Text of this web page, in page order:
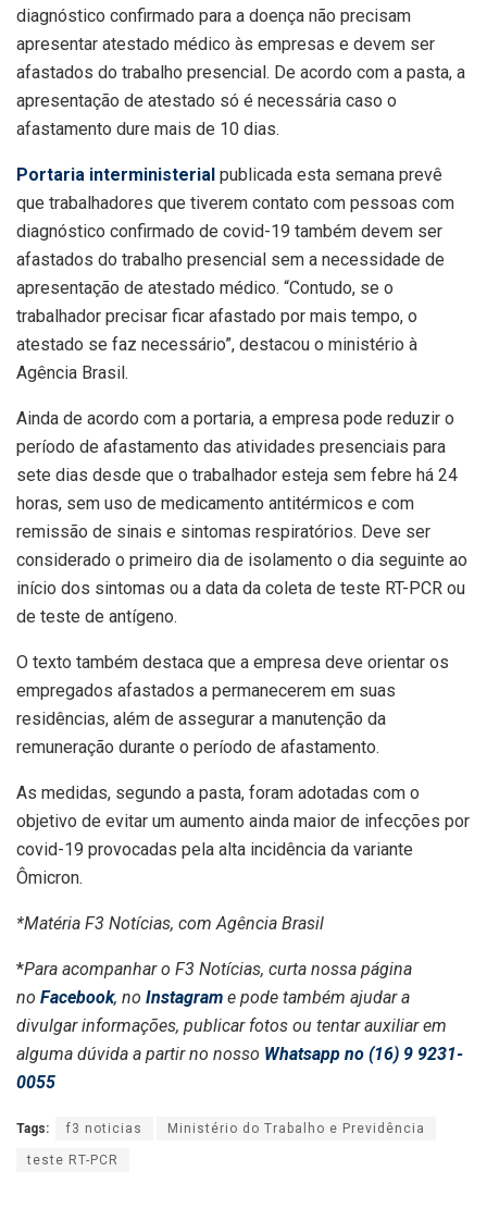
diagnóstico confirmado para a doença não precisam
apresentar atestado médico às empresas e devem ser
afastados do trabalho presencial. De acordo com a pasta, a
apresentação de atestado só é necessária caso o
afastamento dure mais de 10 dias.
Portaria interministerial publicada esta semana prevê
que trabalhadores que tiverem contato com pessoas com
diagnóstico confirmado de covid-19 também devem ser
afastados do trabalho presencial sem a necessidade de
apresentação de atestado médico. “Contudo, se o
trabalhador precisar ficar afastado por mais tempo, o
atestado se faz necessário”, destacou o ministério à
Agência Brasil.
Ainda de acordo com a portaria, a empresa pode reduzir o
período de afastamento das atividades presenciais para
sete dias desde que o trabalhador esteja sem febre há 24
horas, sem uso de medicamento antitérmicos e com
remissão de sinais e sintomas respiratórios. Deve ser
considerado o primeiro dia de isolamento o dia seguinte ao
início dos sintomas ou a data da coleta de teste RT-PCR ou
de teste de antígeno.
O texto também destaca que a empresa deve orientar os
empregados afastados a permanecerem em suas
residências, além de assegurar a manutenção da
remuneração durante o período de afastamento.
As medidas, segundo a pasta, foram adotadas com o
objetivo de evitar um aumento ainda maior de infecções por
covid-19 provocadas pela alta incidência da variante
Ômicron.
*Matéria F3 Notícias, com Agência Brasil
*Para acompanhar o F3 Notícias, curta nossa página
no Facebook, no Instagram e pode também ajudar a
divulgar informações, publicar fotos ou tentar auxiliar em
alguma dúvida a partir no nosso Whatsapp no (16) 9 9231-
0055
Tags: f3 noticias Ministério do Trabalho e Previdência
teste RT-PCR